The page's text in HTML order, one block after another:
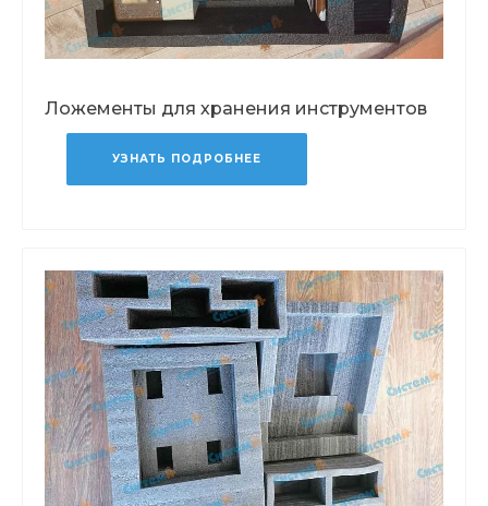
Ложементы для хранения инструментов
УЗНАТЬ ПОДРОБНЕЕ